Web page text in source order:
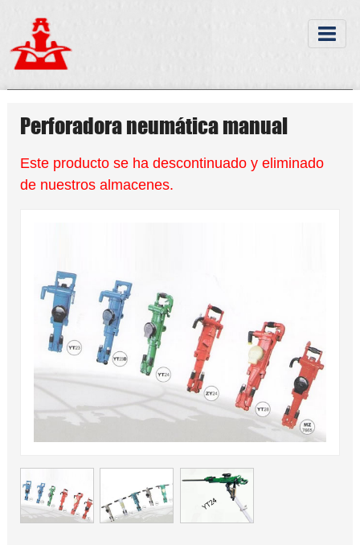
Perforadora neumática manual
Este producto se ha descontinuado y eliminado
de nuestros almacenes.